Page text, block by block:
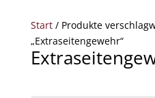
Start/ Produkte
„Extraseitengewehr“